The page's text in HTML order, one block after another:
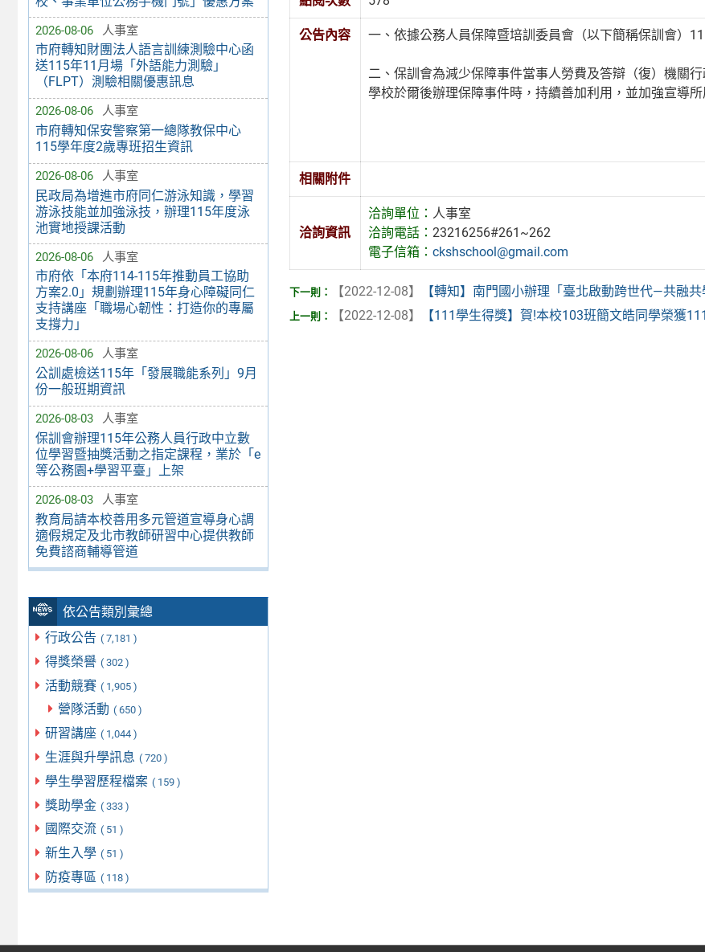
2026-08-06 人事室
市府轉知財團法人語言訓練測驗中心函
送115年11月場「外語能力測驗」
（FLPT）測驗相關優惠訊息
2026-08-06 人事室
市府轉知保安警察第一總隊教保中心
115學年度2歲專班招生資訊
2026-08-06 人事室
民政局為增進市府同仁游泳知識，學習
游泳技能並加強泳技，辦理115年度泳
池實地授課活動
2026-08-06 人事室
市府依「本府114-115年推動員工協助
方案2.0」規劃辦理115年身心障礙同仁
支持講座「職場心韌性：打造你的專屬
支撐力」
2026-08-06 人事室
公訓處檢送115年「發展職能系列」9月
份一般班期資訊
2026-08-03 人事室
保訓會辦理115年公務人員行政中立數
位學習暨抽獎活動之指定課程，業於「e
等公務園+學習平臺」上架
2026-08-03 人事室
教育局請本校善用多元管道宣導身心調
適假規定及北市教師研習中心提供教師
免費諮商輔導管道
依公告類別彙總
行政公告 ( 7,181 )
得獎榮譽 ( 302 )
活動競賽 ( 1,905 )
營隊活動 ( 650 )
研習講座 ( 1,044 )
生涯與升學訊息 ( 720 )
學生學習歷程檔案 ( 159 )
獎助學金 ( 333 )
國際交流 ( 51 )
新生入學 ( 51 )
防疫專區 ( 118 )
公告內容 一、依據公務人員保障暨培訓委員會（以下簡稱保訓會）
二、保訓會為減少保障事件當事人勞費及答辯（復）機關
學校於爾後辦理保障事件時，持續善加利用，並加強宣導
相關附件
洽詢資訊
洽詢單位： 人事室
洽詢電話：23216256#261~262
電子信箱：ckshschool@gmail.com
【2022-12-08】
【轉知】南門國小辦理「臺北啟動跨世代—共融
【2022-12-08】
【111學生得獎】賀!本校103班簡文皓同學榮獲